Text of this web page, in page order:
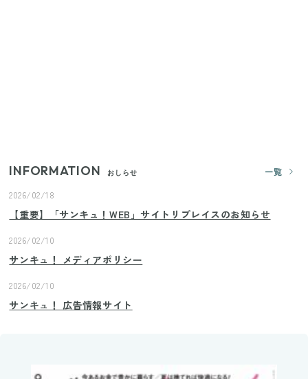
INFORMATION おしらせ
一覧
2026/02/18
【重要】「サンキュ！WEB」サイトリプレイスのお知らせ
2026/02/10
サンキュ！ メディアポリシー
2026/02/10
サンキュ！ 広告情報サイト